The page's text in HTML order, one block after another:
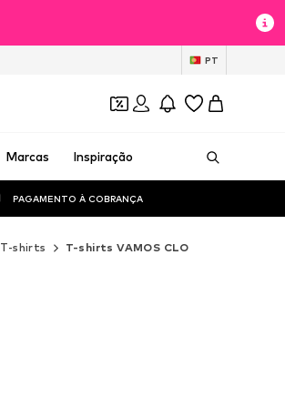
PT
Marcas Inspiração
PAGAMENTO À COBRANÇA
T-shirts T-shirts VAMOS CLO